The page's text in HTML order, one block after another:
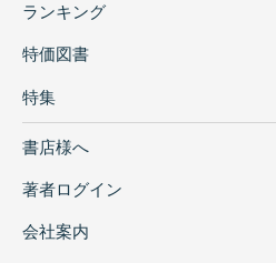
ランキング
特価図書
特集
書店様へ
著者ログイン
会社案内